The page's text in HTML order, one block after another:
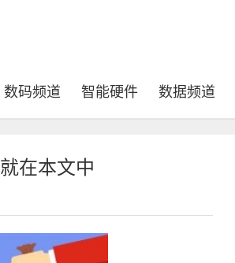
数码频道 智能硬件 数据频道
在本文中